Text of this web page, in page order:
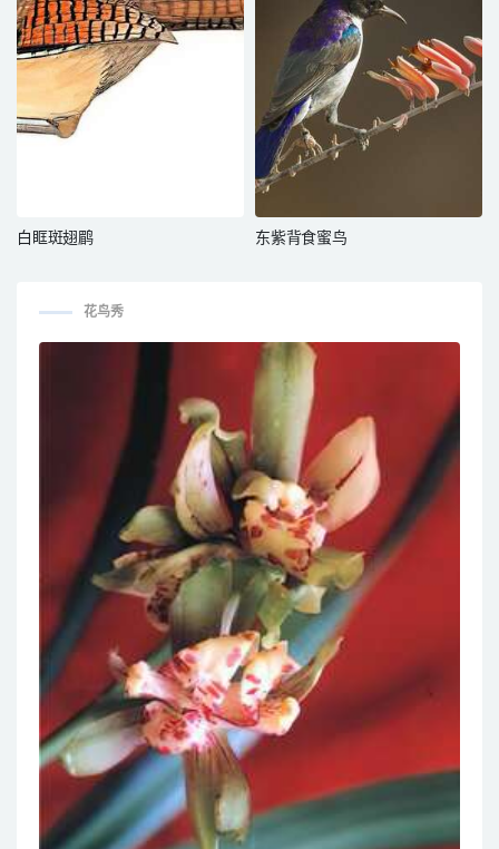
白眶斑翅鹛 东紫背食蜜鸟
花鸟秀